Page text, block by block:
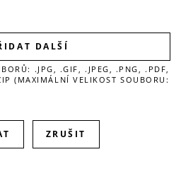
DALŠÍ
.JPG, .GIF, .JPEG, .PNG, .PDF,
(MAXIMÁLNÍ VELIKOST SOUBORU:
ZRUŠIT